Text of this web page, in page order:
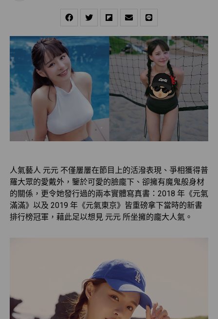
人氣藝人 元元 不僅屢屢在節目上的活潑表現、爭相獲得普
羅大眾的愛戴外，鑒於可愛的臉龐下、卻擁有魔鬼般身材
的關係，更令她發行過的兩本實體寫真書：2018 年《元氣
滿滿》以及 2019 年《元氣東京》皆重磅拿下當時的新書
排行榜冠軍，藉此足以想見 元元 所坐擁的龐大人氣。